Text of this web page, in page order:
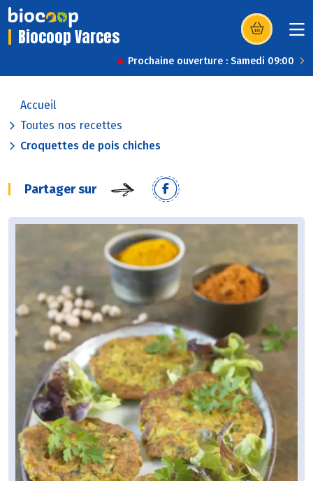
Biocoop Varces (s’ouvre dans
Prochaine ouverture : Samedi 09:00
Accueil
Toutes nos recettes
Croquettes de pois chiches
Partager sur